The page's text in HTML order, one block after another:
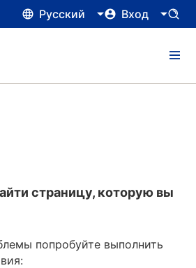
Русский Вход
страницу, которую вы
попробуйте выполнить